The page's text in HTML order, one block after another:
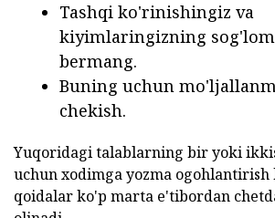
Tashqi ko'rinishingiz va
kiyimlaringizning
bermang.
Buning uchun
chekish.
Yuqoridagi talablarning bir yoki
uchun xodimga yozma
qoidalar ko'p marta e'tibordan